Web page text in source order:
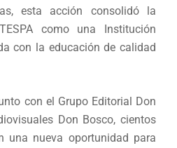
esta acción consolidó la
como una Institución
con la educación de calidad
con el Grupo Editorial Don
Don Bosco, cientos
una nueva oportunidad para